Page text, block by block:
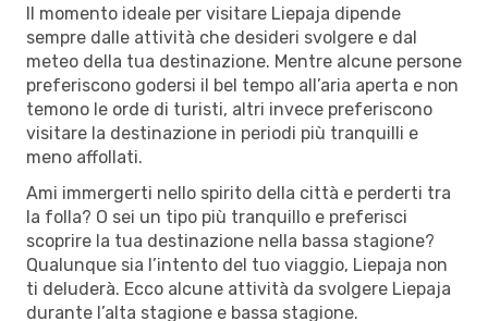
Il momento ideale per visitare Liepaja dipende
sempre dalle attività che desideri svolgere e dal
meteo della tua destinazione. Mentre alcune persone
preferiscono godersi il bel tempo all’aria aperta e non
temono le orde di turisti, altri invece preferiscono
visitare la destinazione in periodi più tranquilli e
meno affollati.
Ami immergerti nello spirito della città e perderti tra
la folla? O sei un tipo più tranquillo e preferisci
scoprire la tua destinazione nella bassa stagione?
Qualunque sia l’intento del tuo viaggio, Liepaja non
ti deluderà. Ecco alcune attività da svolgere Liepaja
durante l’alta stagione e bassa stagione.